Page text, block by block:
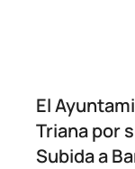
El
Triana por
Subida a